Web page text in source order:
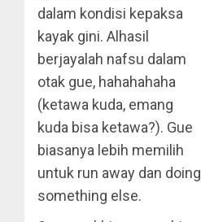
dalam kondisi kepaksa
kayak gini. Alhasil
berjayalah nafsu dalam
otak gue, hahahahaha
(ketawa kuda, emang
kuda bisa ketawa?). Gue
biasanya lebih memilih
untuk run away dan doing
something else.